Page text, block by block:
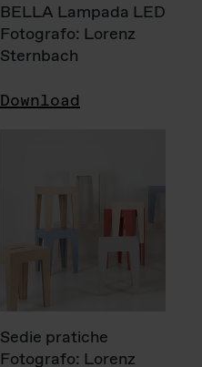
BELLA Lampada LED
Fotografo: Lorenz
Sternbach
Download
Sedie pratiche
Fotografo: Lorenz